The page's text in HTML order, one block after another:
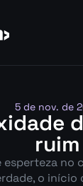
5 de nov. de
ruim
esperteza no
o início